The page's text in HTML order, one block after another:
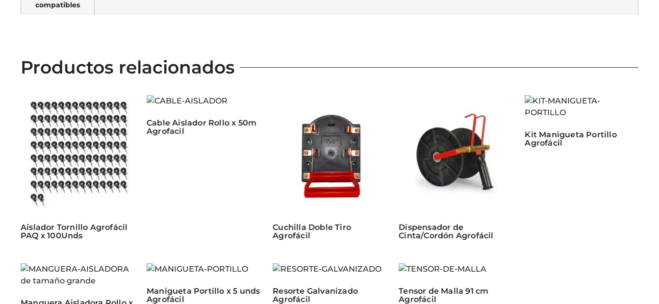
compatibles
Productos relacionados
Aislador Tornillo Agrofácil
PAQ x 100Unds
Cable Aislador Rollo x 50m
Agrofacil
Cuchilla Doble Tiro
Agrofácil
Dispensador de
Cinta/Cordón Agrofácil
Kit Manigueta Portillo
Agrofácil
Manigueta Portillo x 5 unds
Agrofácil
Resorte Galvanizado
Agrofácil
Tensor de Malla 91 cm
Agrofácil